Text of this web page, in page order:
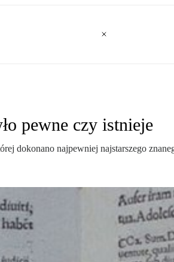
pewne czy istnieje
dokonano najpewniej najstarszego